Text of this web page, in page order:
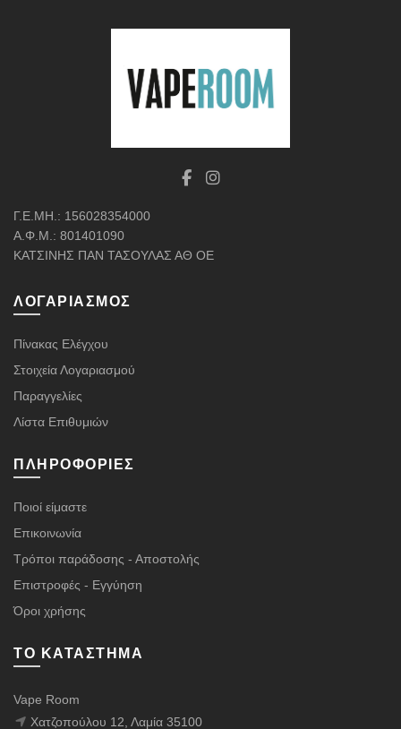
Γ.Ε.ΜΗ.: 156028354000
Α.Φ.Μ.: 801401090
ΚΑΤΣΙΝΗΣ ΠΑΝ ΤΑΣΟΥΛΑΣ ΑΘ ΟΕ
ΛΟΓΑΡΙΑΣΜΌΣ
Πίνακας Ελέγχου
Στοιχεία Λογαριασμού
Παραγγελίες
Λίστα Επιθυμιών
ΠΛΗΡΟΦΟΡΊΕΣ
Ποιοί είμαστε
Επικοινωνία
Τρόποι παράδοσης - Αποστολής
Επιστροφές - Εγγύηση
Όροι χρήσης
ΤΟ ΚΑΤΆΣΤΗΜΑ
Vape Room
Χατζοπούλου 12, Λαμία 35100